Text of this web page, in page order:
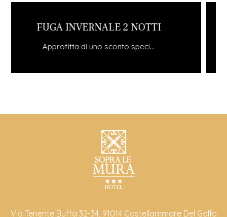
SOGGIORNA MINIMO 3 NOTTI ED OT...
Approfitta di uno sconto speci...
Via Tenente Buffa 32-34, 91014 Castellammare Del Golfo